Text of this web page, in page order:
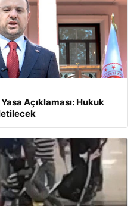
Açıklaması: Hukuk